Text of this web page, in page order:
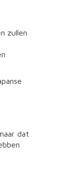
zullen
dat